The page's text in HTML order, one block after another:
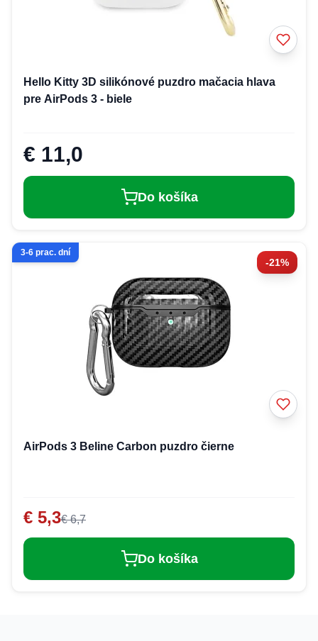
Hello Kitty 3D silikónové puzdro mačacia hlava
pre AirPods 3 - biele
€ 11,0
Do košíka
-21%
3-6 prac. dní
AirPods 3 Beline Carbon puzdro čierne
€ 5,3€ 6,7
Do košíka